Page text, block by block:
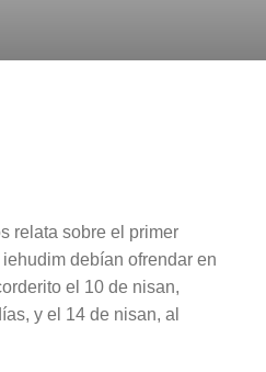
relata sobre el primer
debían ofrendar en
el 10 de nisan,
y el 14 de nisan, al